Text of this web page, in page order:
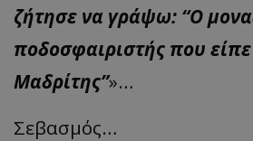
ζήτησε να γράψω: “Ο
ποδοσφαιριστής που
Μαδρίτης”»…
Σεβασμός…